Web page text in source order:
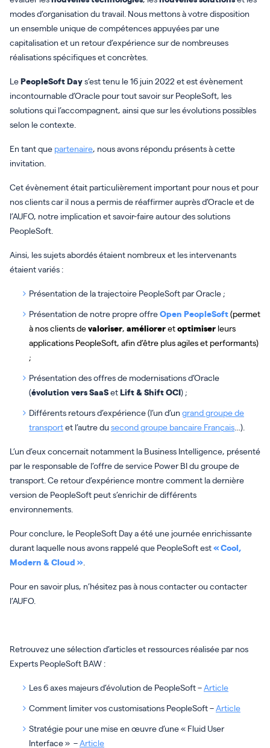
modes d’organisation du travail. Nous mettons à votre disposition
un ensemble unique de compétences appuyées par une
capitalisation et un retour d’expérience sur de nombreuses
réalisations spécifiques et concrètes.
LePeopleSoft Days’est tenu le 16 juin 2022 et est évènement
incontournable d’Oracle pour tout savoir sur PeopleSoft, les
solutions qui l’accompagnent, ainsi que sur les évolutions possibles
selon le contexte.
En tant que partenaire, nous avons répondu présents à cette
invitation.
Cet évènement était particulièrement important pour nous et pour
nos clients car il nous a permis de réaffirmer auprès d’Oracle et de
l’AUFO, notre implication et savoir-faire autour des solutions
PeopleSoft.
Ainsi, les sujets abordés étaient nombreux et les intervenants
étaient variés :
Présentation de la trajectoire PeopleSoft par Oracle ;
Présentation de notre propre offreOpen PeopleSoft(permet
à nos clients devaloriser, amélioreretoptimiser leurs
applications PeopleSoft, afin d’être plus agiles et performants)
;
Présentation des offres de modernisations d’Oracle
(évolution vers SaaSetLift & Shift OCI) ;
Différents retours d’expérience (l’un d’un grand groupe de
transportet l’autre du second groupe bancaire Français …).
L’un d’eux concernait notamment la Business Intelligence, présenté
par le responsable de l’offre de service Power BI du groupe de
transport. Ce retour d’expérience montre comment la dernière
version de PeopleSoft peut s’enrichir de différents
environnements.
Pour conclure, le PeopleSoft Day a été une journée enrichissante
durant laquelle nous avons rappelé que PeopleSoft est« Cool,
Modern & Cloud »
Pour en savoir plus, n’hésitez pas à nous contacter ou contacter
l’AUFO.
Retrouvez une sélection d’articles et ressources réalisée par nos
Experts PeopleSoft BAW :
Les 6 axes majeurs d’évolution de PeopleSoft –Article
Comment limiter vos customisations PeopleSoft –Article
Stratégie pour une mise en œuvre d’une « Fluid User
Interface » –Article